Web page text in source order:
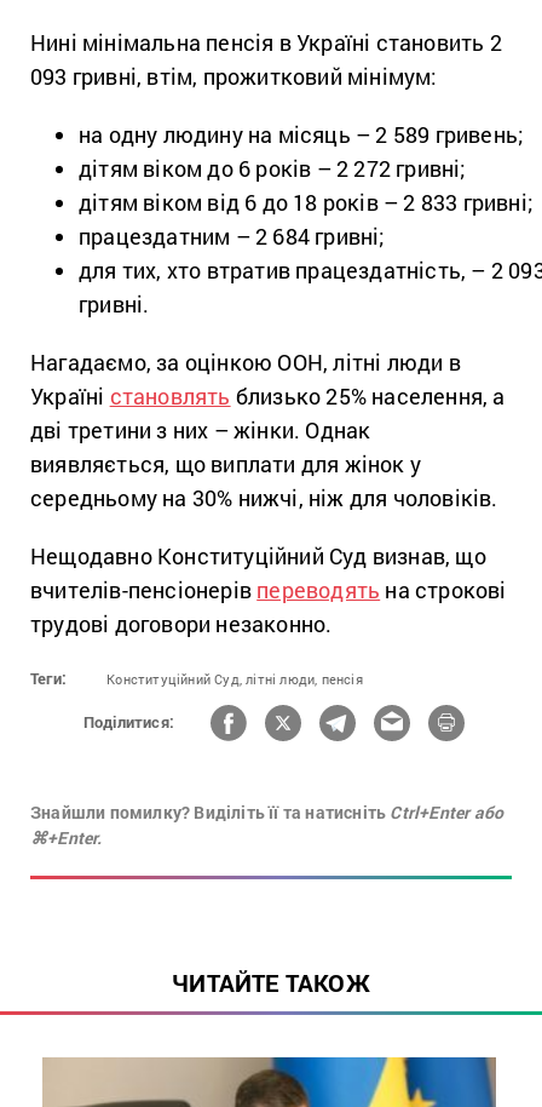
Нині мінімальна пенсія в Україні становить 2
093 гривні, втім, прожитковий мінімум:
на одну людину на місяць – 2 589 гривень;
дітям віком до 6 років – 2 272 гривні;
дітям віком від 6 до 18 років – 2 833 гривні;
працездатним – 2 684 гривні;
для тих, хто втратив працездатність, – 2
гривні.
Нагадаємо, за оцінкою ООН, літні люди в
Україні становлять близько 25% населення, а
дві третини з них – жінки. Однак
виявляється, що виплати для жінок у
середньому на 30% нижчі, ніж для чоловіків.
Нещодавно Конституційний Суд визнав, що
вчителів-пенсіонерів переводять на строкові
трудові договори незаконно.
Теги: Конституційний Суд, літні люди, пенсія
Поділитися:
Знайшли помилку? Виділіть її та натисніть Ctrl+Enter або
⌘+Enter.
ЧИТАЙТЕ ТАКОЖ